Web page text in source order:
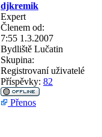
djkremik
Expert
Členem od:
7:55 1.3.2007
Bydliště Lučatin
Skupina:
Registrovaní uživatelé
Příspěvky: 82
Přenos